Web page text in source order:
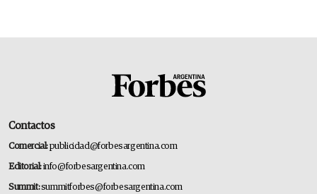
Contactos
Comercial:publicidad@forbesargentina.com
Editorial:info@forbesargentina.com
Summit:summitforbes@forbesargentina.com